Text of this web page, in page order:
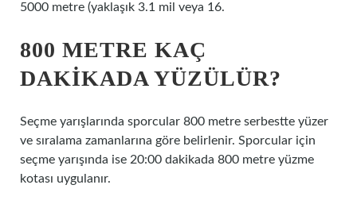
5000 metre (yaklaşık 3.1 mil veya 16.
800 METRE KAÇ
DAKIKADA YÜZÜLÜR?
Seçme yarışlarında sporcular 800 metre serbestte yüzer
ve sıralama zamanlarına göre belirlenir. Sporcular için
seçme yarışında ise 20:00 dakikada 800 metre yüzme
kotası uygulanır.